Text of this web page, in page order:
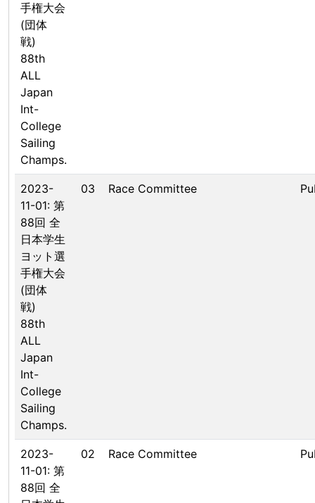
手権大会
(団体
戦)
88th
ALL
Japan
Int-
College
Sailing
Champs.
2023-
11-01: 第
88回 全
日本学生
ヨット選
手権大会
(団体
戦)
88th
ALL
Japan
Int-
College
Sailing
Champs.
03 Race Committee
2023-
11-01: 第
88回 全
02 Race Committee